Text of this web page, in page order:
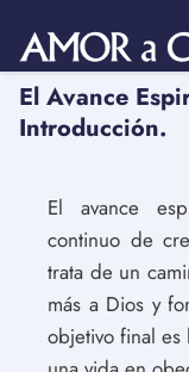
El Avance
Introducción.
El avance
continuo de
trata de un
más a Dios y
objetivo final es